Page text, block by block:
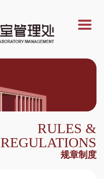
RULES &
REGULATIONS
规章制度